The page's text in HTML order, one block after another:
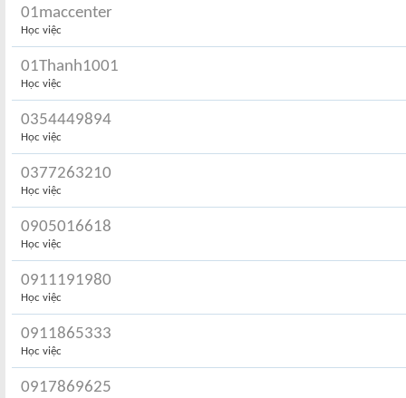
01maccenter
Học việc
01Thanh1001
Học việc
0354449894
Học việc
0377263210
Học việc
0905016618
Học việc
0911191980
Học việc
0911865333
Học việc
0917869625